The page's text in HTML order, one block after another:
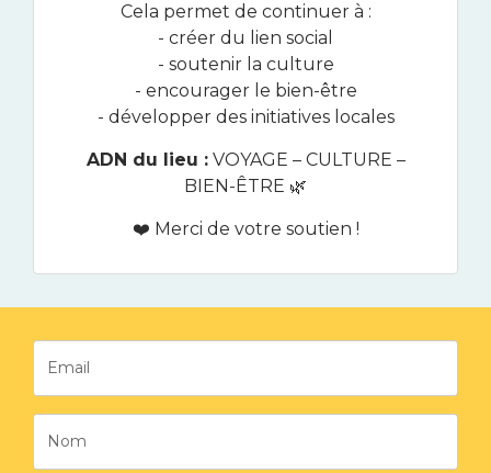
Cela permet de continuer à :
- créer du lien social
- soutenir la culture
- encourager le bien-être
- développer des initiatives locales
ADN du lieu :VOYAGE – CULTURE –
BIEN-ÊTRE 🌿
❤️ Merci de votre soutien !